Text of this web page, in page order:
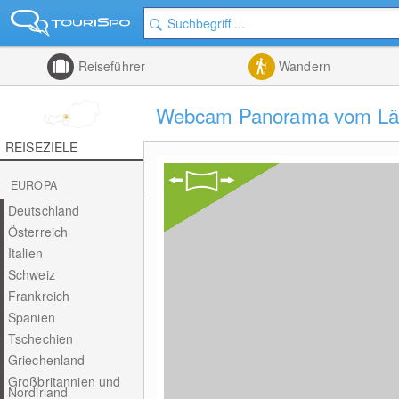
Reiseführer Wandern
Webcam Panorama vom
REISEZIELE
EUROPA
Deutschland
Österreich
Italien
Schweiz
Frankreich
Spanien
Tschechien
Griechenland
Großbritannien und
Nordirland